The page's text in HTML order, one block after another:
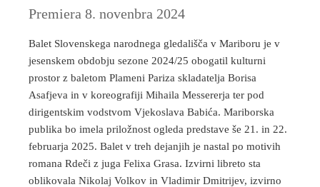
Premiera 8. novenbra 2024
Balet Slovenskega narodnega gledališča v Mariboru je v
jesenskem obdobju sezone 2024/25 obogatil kulturni
prostor z baletom Plameni Pariza skladatelja Borisa
Asafjeva in v koreografiji Mihaila Messererja ter pod
dirigentskim vodstvom Vjekoslava Babića. Mariborska
publika bo imela priložnost ogleda predstave še 21. in 22.
februarja 2025. Balet v treh dejanjih je nastal po motivih
romana Rdeči z juga Felixa Grasa. Izvirni libreto sta
oblikovala Nikolaj Volkov in Vladimir Dmitrijev, izvirno